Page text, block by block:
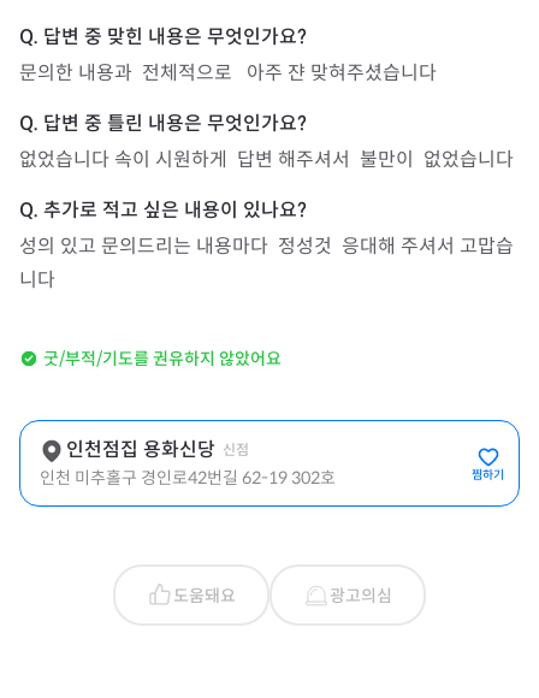
문의한 내용과  전체적으로   아주 쟌 맞혀주셨습니다
없었습니다 속이 시원하게  답변 해주셔서  불만이  없었습니다
성의 있고 문의드리는 내용마다  정성것  응대해 주셔서 고맙습
니다
굿/부적/기도를 권유하지 않았어요
인천점집 용화신당 신점
인천 미추홀구 경인로42번길 62-19 302호 찜하기
도움돼요 광고의심